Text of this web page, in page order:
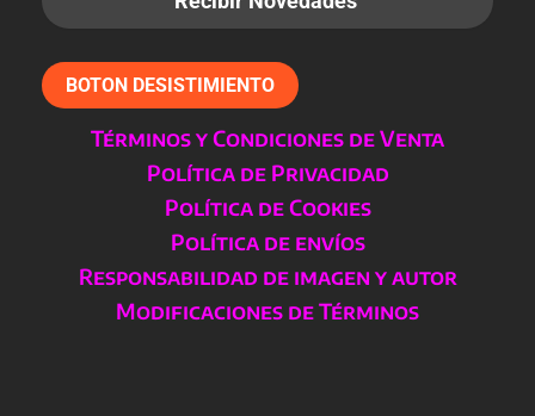
BOTON DESISTIMIENTO
Términos y Condiciones de Venta
Política de Privacidad
Política de Cookies
Política de envíos
Responsabilidad de imagen y autor
Modificaciones de Términos